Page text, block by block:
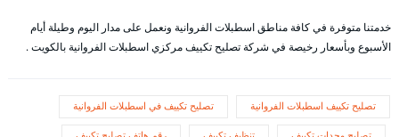
خدمتنا متوفرة في كافة مناطق اسطبلات الفروانية ونعمل على مدار اليوم وطيلة أيام
الأسبوع وبأسعار رخيصة في شركة تصليح تكييف مركزي اسطبلات الفروانية بالكويت .
تصليح تكييف اسطبلات الفروانية تصليح تكييف في اسطبلات الفروانية